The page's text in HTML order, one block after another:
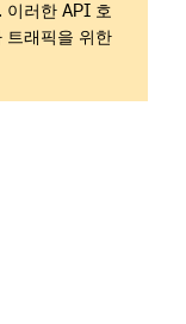
이러한 API 호
트래픽을 위한